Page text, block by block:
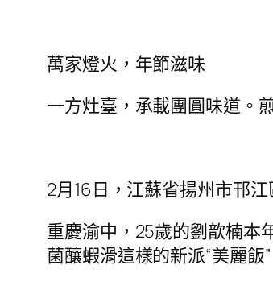
萬家燈火，年節滋味
一方灶臺，承載團圓味道。
2月16日，江蘇省揚州市邗
重慶渝中，25歲的劉歆楠本
菌釀蝦滑這樣的新派“美麗